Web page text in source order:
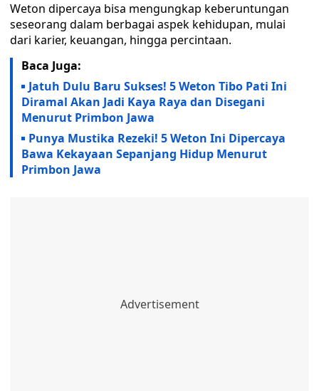
Weton dipercaya bisa mengungkap keberuntungan
seseorang dalam berbagai aspek kehidupan, mulai
dari karier, keuangan, hingga percintaan.
Baca Juga:
Jatuh Dulu Baru Sukses! 5 Weton Tibo Pati Ini
Diramal Akan Jadi Kaya Raya dan Disegani
Menurut Primbon Jawa
Punya Mustika Rezeki! 5 Weton Ini Dipercaya
Bawa Kekayaan Sepanjang Hidup Menurut
Primbon Jawa